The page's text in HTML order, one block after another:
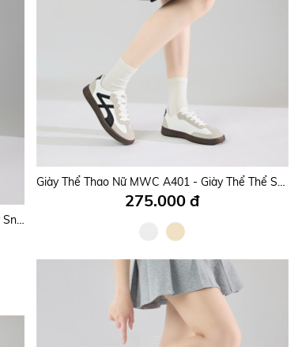
Giày Thể Thao Nữ MWC A379 - Giày Chunky Sneakers Nữ Da PU Êm Mềm, Hoạ Tiết Chữ Độc Đáo, Năng Động, Trẻ Trung.
Giày Thể Thao Nữ MWC A401 - Giày Thể Thể Sneaker Nữ Nhẹ Êm, Thanh Lịch, Phối Đồ Siêu Xinh.
275.000 đ